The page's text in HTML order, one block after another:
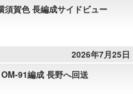
須賀色 長編成サイドビュー
2026年7月25日
91編成 長野へ回送